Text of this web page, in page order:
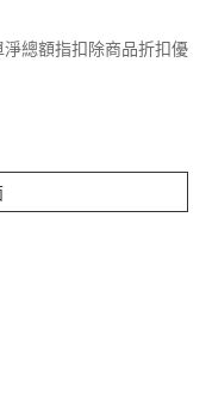
總額指扣除商品折扣優